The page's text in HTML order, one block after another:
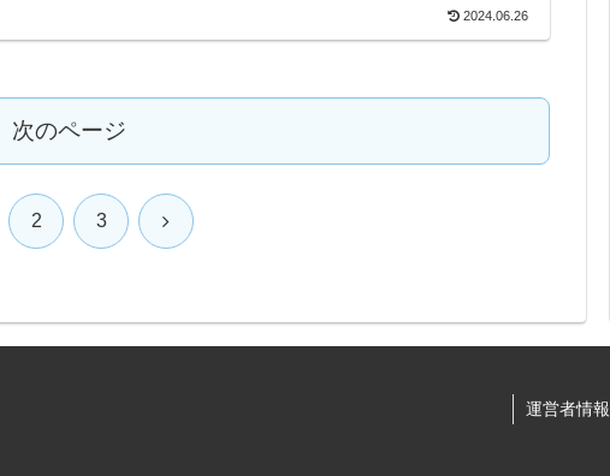
2024.06.26
次のページ
2 3 次
運営者情報